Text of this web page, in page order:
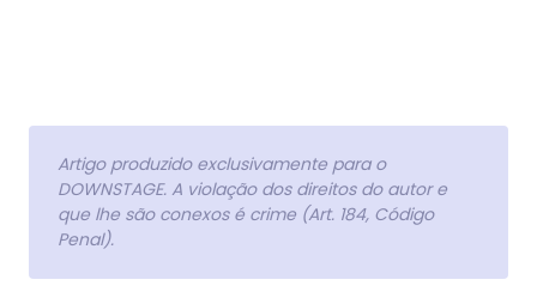
Artigo produzido exclusivamente para o
DOWNSTAGE. A violação dos direitos do autor e
que lhe são conexos é crime (Art. 184, Código
Penal).